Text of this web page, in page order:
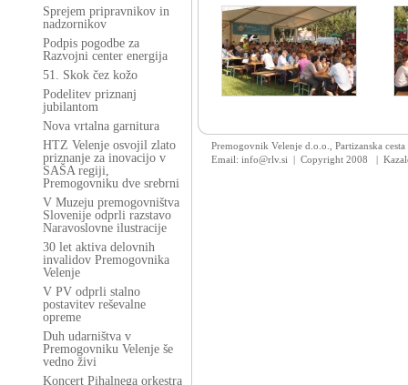
Sprejem pripravnikov in
nadzornikov
Podpis pogodbe za
Razvojni center energija
51. Skok čez kožo
Podelitev priznanj
jubilantom
Nova vrtalna garnitura
HTZ Velenje osvojil zlato
priznanje za inovacijo v
SAŠA regiji,
Premogovniku dve srebrni
V Muzeju premogovništva
Slovenije odprli razstavo
Naravoslovne ilustracije
30 let aktiva delovnih
invalidov Premogovnika
Velenje
V PV odprli stalno
postavitev reševalne
opreme
Duh udarništva v
Premogovniku Velenje še
vedno živi
Koncert Pihalnega orkestra
Premogovnik Velenje d.o.o., Partizanska
Email: info@rlv.si | Copyright 2008
|